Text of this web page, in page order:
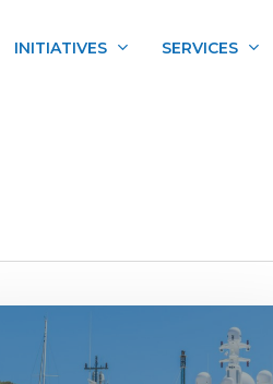
INITIATIVES SERVICES